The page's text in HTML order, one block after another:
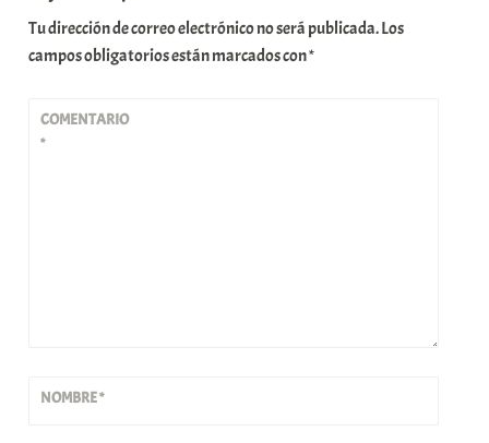
Tu dirección de correo electrónico no será publicada.Los
campos obligatorios están marcados con*
COMENTARIO
*
NOMBRE*